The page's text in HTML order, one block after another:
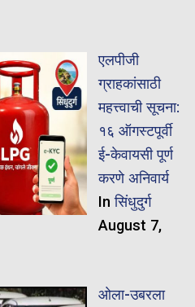
एलपीजी
ग्राहकांसाठी
महत्त्वाची सूचना:
१६ ऑगस्टपूर्वी
ई-केवायसी पूर्ण
करणे अनिवार्य
Inसिंधुदुर्ग
August 7,
ओला-उबरला